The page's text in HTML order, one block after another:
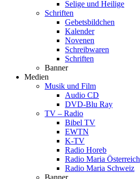
Selige und Heilige
Schriften
Gebetsbildchen
Kalender
Novenen
Schreibwaren
Schriften
Banner
Medien
Musik und Film
Audio CD
DVD-Blu Ray
TV – Radio
Bibel TV
EWTN
K-TV
Radio Horeb
Radio Maria Österreich
Radio Maria Schweiz
Banner